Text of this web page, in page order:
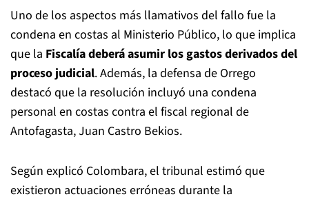
Uno de los aspectos más llamativos del fallo fue la
condena en costas al Ministerio Público, lo que implica
que la Fiscalía deberá asumir los gastos derivados del
proceso judicial. Además, la defensa de Orrego
destacó que la resolución incluyó una condena
personal en costas contra el fiscal regional de
Antofagasta, Juan Castro Bekios.
Según explicó Colombara, el tribunal estimó que
existieron actuaciones erróneas durante la